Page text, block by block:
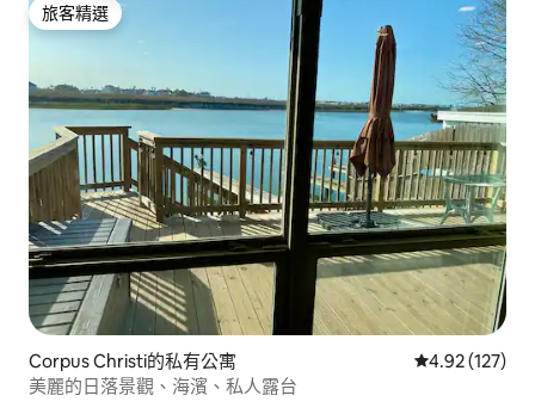
旅客精選
旅客精選
Corpus Christi的私有公寓 從 127 則評價
4.92 (127)
美麗的日落景觀、海濱、私人露台